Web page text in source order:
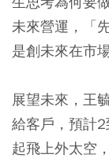
未來營運，「
是創未來在市
展望未來，王
給客戶，預計
起飛上外太空